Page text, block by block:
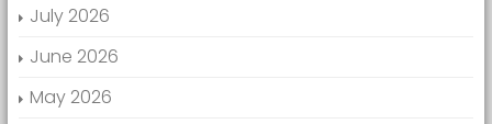
July 2026
June 2026
May 2026